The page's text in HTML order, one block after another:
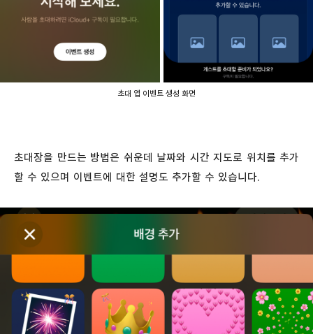
초대 앱 이벤트 생성 화면
초대장을 만드는 방법은 쉬운데 날짜와 시간 지도로 위치를 추가
할 수 있으며 이벤트에 대한 설명도 추가할 수 있습니다.